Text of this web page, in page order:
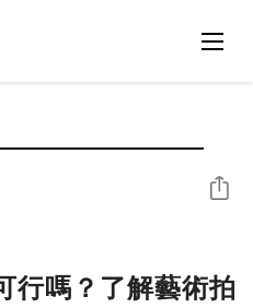
行嗎？了解藝術拍
シェア